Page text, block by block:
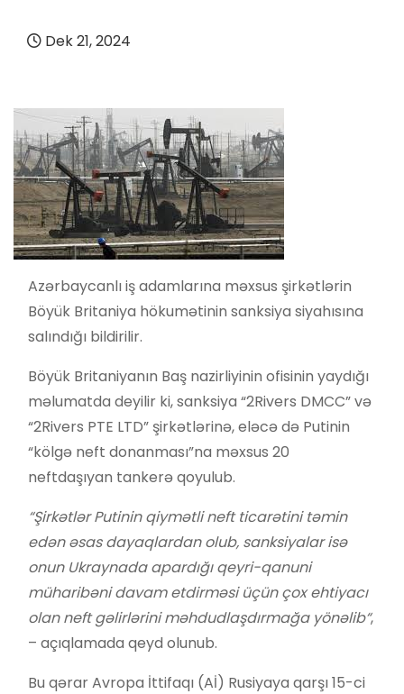
Dek 21, 2024
Azərbaycanlı iş adamlarına məxsus şirkətlərin
Böyük Britaniya hökumətinin sanksiya siyahısına
salındığı bildirilir.
Böyük Britaniyanın Baş nazirliyinin ofisinin yaydığı
məlumatda deyilir ki, sanksiya “2Rivers DMCC” və
“2Rivers PTE LTD” şirkətlərinə, eləcə də Putinin
“kölgə neft donanması”na məxsus 20
neftdaşıyan tankerə qoyulub.
“Şirkətlər Putinin qiymətli neft ticarətini təmin
edən əsas dayaqlardan olub, sanksiyalar isə
onun Ukraynada apardığı qeyri-qanuni
müharibəni davam etdirməsi üçün çox ehtiyacı
olan neft gəlirlərini məhdudlaşdırmağa yönəlib“,
– açıqlamada qeyd olunub.
Bu qərar Avropa İttifaqı (Aİ) Rusiyaya qarşı 15-ci